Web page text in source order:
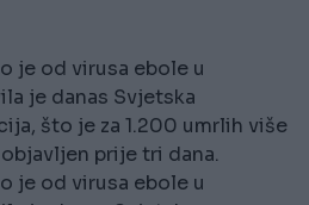
je od virusa ebole u
je danas Svjetska
što je za 1.200 umrlih više
prije tri dana.
je od virusa ebole u